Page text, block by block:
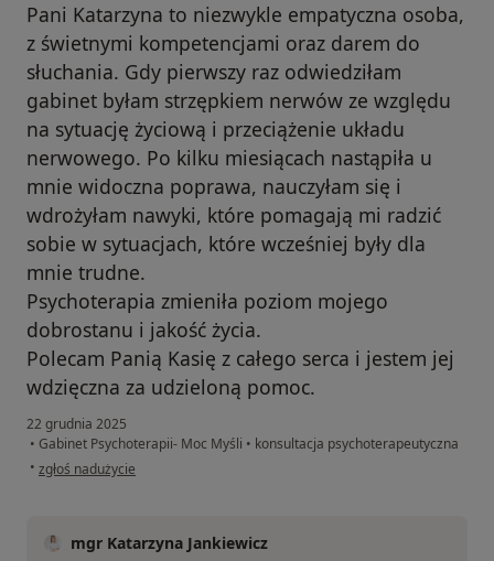
Pani Katarzyna to niezwykle empatyczna osoba,
z świetnymi kompetencjami oraz darem do
słuchania. Gdy pierwszy raz odwiedziłam
gabinet byłam strzępkiem nerwów ze względu
na sytuację życiową i przeciążenie układu
nerwowego. Po kilku miesiącach nastąpiła u
mnie widoczna poprawa, nauczyłam się i
wdrożyłam nawyki, które pomagają mi radzić
sobie w sytuacjach, które wcześniej były dla
mnie trudne.
Psychoterapia zmieniła poziom mojego
dobrostanu i jakość życia.
Polecam Panią Kasię z całego serca i jestem jej
wdzięczna za udzieloną pomoc.
22 grudnia 2025
• Gabinet Psychoterapii- Moc Myśli • konsultacja psychoterapeutyczna
• w opinii użytkownika Martyna
zgłoś nadużycie
mgr Katarzyna Jankiewicz